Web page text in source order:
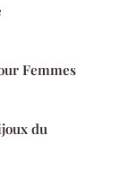
Femmes
du